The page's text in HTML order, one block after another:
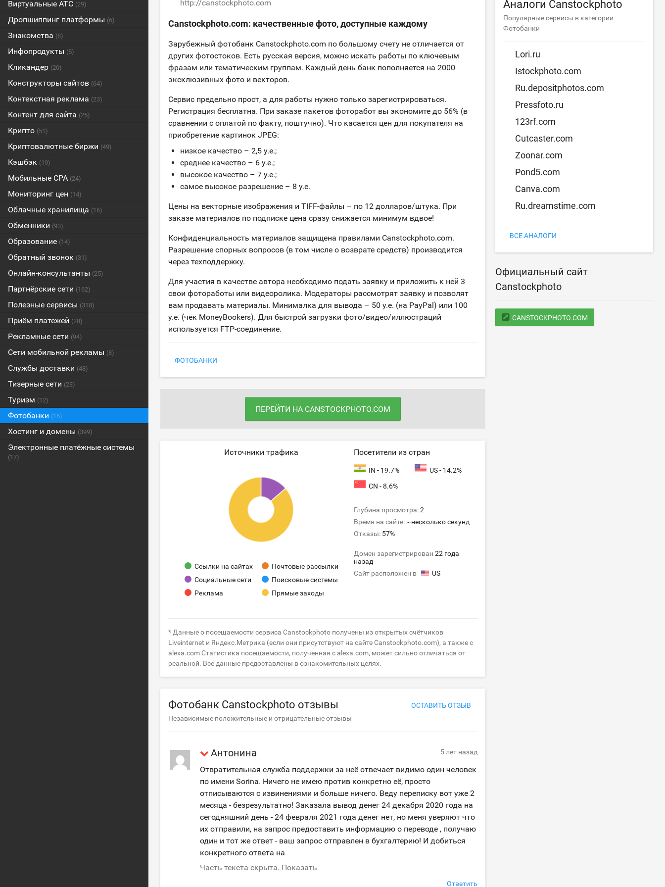
Виртуальные АТС (29)
Дропшиппинг платформы (6)
Знакомства (8)
Инфопродукты (5)
Кликандер (20)
Конструкторы сайтов (64)
Контекстная реклама (23)
Контент для сайта (25)
Крипто (51)
Криптовалютные биржи (49)
Кэшбэк (19)
Мобильные CPA (24)
Мониторинг цен (14)
Облачные хранилища (16)
Обменники (93)
Образование (14)
Обратный звонок (31)
Онлайн-консультанты (25)
Партнёрские сети (162)
Полезные сервисы (318)
Приём платежей (28)
Рекламные сети (94)
Сети мобильной рекламы (8)
Службы доставки (48)
Тизерные сети (23)
Туризм (12)
Фотобанки (16)
Хостинг и домены (399)
Электронные платёжные системы
(17)
http://canstockphoto.com
Canstockphoto.com: качественные фото, доступные каждому
Зарубежный фотобанк Canstockphoto.com по большому счету не отличается от
других фотостоков. Есть русская версия, можно искать работы по ключевым
фразам или тематическим группам. Каждый день банк пополняется на 2000
эксклюзивных фото и векторов.
Сервис предельно прост, а для работы нужно только зарегистрироваться.
Регистрация бесплатна. При заказе пакетов фоторабот вы экономите до 56% (в
сравнении с оплатой по факту, поштучно). Что касается цен для покупателя на
приобретение картинок JPEG:
низкое качество – 2,5 у.е.;
среднее качество – 6 у.е.;
высокое качество – 7 у.е.;
самое высокое разрешение – 8 у.е.
Цены на векторные изображения и TIFF-файлы – по 12 долларов/штука. При
заказе материалов по подписке цена сразу снижается минимум вдвое!
Конфиденциальность материалов защищена правилами Canstockphoto.com.
Разрешение спорных вопросов (в том числе о возврате средств) производится
через техподдержку.
Для участия в качестве автора необходимо подать заявку и приложить к ней 3
свои фотоработы или видеоролика. Модераторы рассмотрят заявку и позволят
вам продавать материалы. Минималка для вывода – 50 у.е. (на PayPal) или 100
у.е. (чек MoneyBookers). Для быстрой загрузки фото/видео/иллюстраций
используется FTP-соединение.
ФОТОБАНКИ
ПЕРЕЙТИ НА CANSTOCKPHOTO.COM
Источники трафика
Ссылки на сайтах
Почтовые рассылки
Социальные сети
Поисковые системы
Реклама
Прямые заходы
Посетители из стран
IN - 19.7%
US - 14.2%
CN - 8.6%
Глубина просмотра:2
Время на сайте: ~несколько секунд
Отказы: 57%
Домен зарегистрирован22 года
назад
Сайт расположен в
US
* Данные о посещаемости сервиса Canstockphoto получены из открытых счётчиков
Liveinternet и Яндекс.Метрика (если они присутствуют на сайте Canstockphoto.com), а также с
alexa.com Статистика посещаемости, полученная с alexa.com, может сильно отличаться от
реальной. Все данные предоставлены в ознакомительных целях.
Фотобанк Canstockphoto отзывы
Независимые положительные и отрицательные отзывы
ОСТАВИТЬ ОТЗЫВ
Антонина 5 лет назад
Отвратительная служба поддержки за неё отвечает видимо один человек
по имени Sorina. Ничего не имею против конкретно её, просто
отписываются с извинениями и больше ничего. Веду переписку вот уже 2
месяца - безрезультатно! Заказала вывод денег 24 декабря 2020 года на
сегодняшний день - 24 февраля 2021 года денег нет, но меня уверяют что
их отправили, на запрос предоставить информацию о переводе , получаю
один и тот же ответ - ваш запрос отправлен в бухгалтерию! И добиться
конкретного ответа на
Часть текста скрыта. Показать
Ответить
Аналоги Canstockphoto
Популярные сервисы в категории
Фотобанки
Lori.ru
Istockphoto.com
Ru.depositphotos.com
Pressfoto.ru
123rf.com
Cutcaster.com
Zoonar.com
Pond5.com
Canva.com
Ru.dreamstime.com
ВСЕ АНАЛОГИ
Официальный сайт
Canstockphoto
CANSTOCKPHOTO.COM